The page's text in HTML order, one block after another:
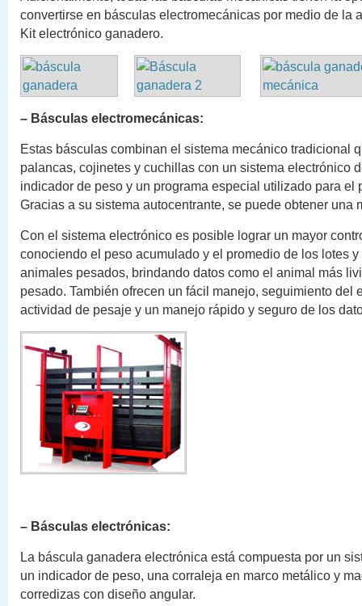
convertirse en básculas electromecánicas por medio de la
Kit electrónico ganadero.
– Básculas electromecánicas:
Estas básculas combinan el sistema mecánico tradicional
palancas, cojinetes y cuchillas con un sistema electrónico
indicador de peso y un programa especial utilizado para el
Gracias a su sistema autocentrante, se puede obtener una
Con el sistema electrónico es posible lograr un mayor
conociendo el peso acumulado y el promedio de los lotes
animales pesados, brindando datos como el animal más
pesado. También ofrecen un fácil manejo, seguimiento del
actividad de pesaje y un manejo rápido y seguro de los
– Básculas electrónicas:
La báscula ganadera electrónica está compuesta por un
un indicador de peso, una corraleja en marco metálico y
corredizas con diseño angular.